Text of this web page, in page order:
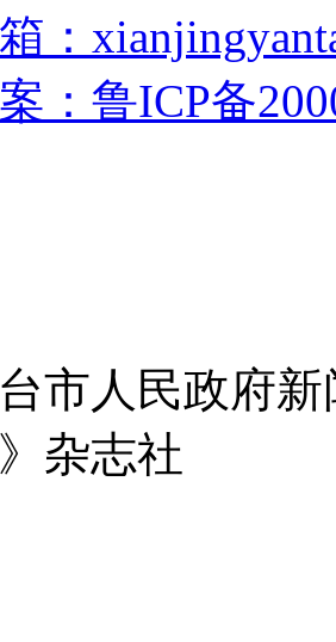
：
：鲁ICP备
市人民政府
杂志社